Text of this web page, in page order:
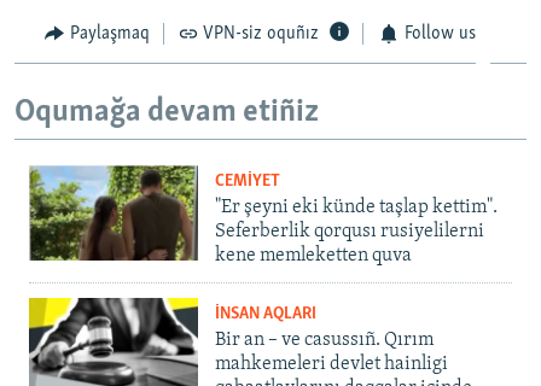
Paylaşmaq VPN-siz oquñız Follow us
Oqumağa devam etiñiz
CEMİYET
"Er şeyni eki künde taşlap kettim".
Seferberlik qorqusı rusiyelilerni
kene memleketten quva
İNSAN AQLARI
Bir an – ve casussıñ. Qırım
mahkemeleri devlet hainligi